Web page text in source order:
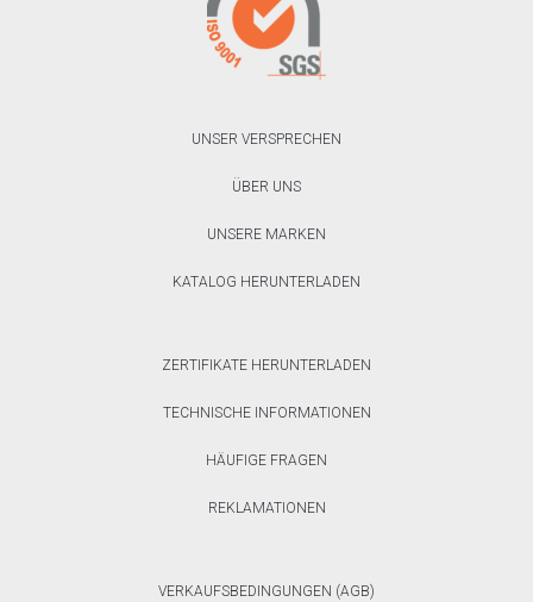
UNSER VERSPRECHEN
ÜBER UNS
UNSERE MARKEN
KATALOG HERUNTERLADEN
ZERTIFIKATE HERUNTERLADEN
TECHNISCHE INFORMATIONEN
HÄUFIGE FRAGEN
REKLAMATIONEN
VERKAUFSBEDINGUNGEN (AGB)